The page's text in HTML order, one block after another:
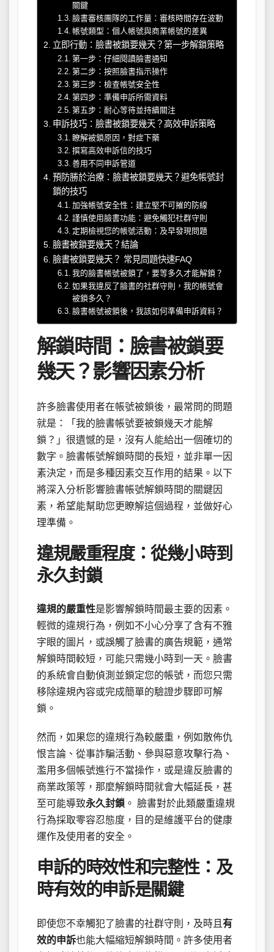
關鍵
臉書審核團隊的工作量：審核時間存在波動
帳號類型：個人帳號與商業帳號的差異
立即行動：臉書被鎖要幾天？第一步解鎖策略
第一步：仔細閱讀臉書通知
第二步：按照臉書指示操作
第三步：檢查帳號安全性
第四步：準備申訴所需資料
第五步：耐心等待並持續關注
申訴技巧：臉書被鎖要幾天？高效申訴策略
瞭解被鎖原因，對症下藥
撰寫高效申訴信的技巧
善用不同申訴管道
預防勝於治療：臉書被鎖要幾天？避免帳號封
鎖的技巧
加強帳號安全性：建立堅不可摧的防線
謹慎使用臉書功能：避免觸犯社群守則
定期檢視您的帳號活動：及早發現問題
臉書被鎖要幾天？結論
臉書被鎖要幾天？ 常見問題快速FAQ
我的臉書帳號被鎖了，要等多久才能解鎖？
如果我違反了臉書的社群守則，我的帳號會
被鎖多久？
臉書帳號被鎖後，我該如何準備申訴資料？
解鎖時間：臉書被鎖要
幾天？影響因素分析
許多臉書使用者在帳號被鎖後，最常問的問題
就是：「我的臉書帳號要被鎖幾天才能解
鎖？」很遺憾的是，沒有人能給出一個確切的
數字。臉書帳號解鎖時間的長短，並非單一因
素決定，而是多種因素交互作用的結果。以下
將深入分析影響臉書帳號解鎖時間的關鍵因
素，希望能幫助您更瞭解這個過程，並做好心
理準備。
違規嚴重程度：從幾小時到
永久封鎖
違規的嚴重性是影響解鎖時間最主要的因素。
輕微的違規行為，例如不小心分享了含有不雅
字眼的圖片，或誤觸了臉書的廣告規範，通常
解鎖時間較短，可能只需幾小時到一天。臉書
的系統會自動偵測並鎖定您的帳號，而您只需
移除違規內容或完成簡單的驗證步驟即可解
鎖。
然而，如果您的違規行為較嚴重，例如散佈仇
恨言論、從事詐騙活動、參與惡意攻擊行為、
濫用多個帳號進行不當操作，或是違反臉書的
商業政策等，那麼解鎖時間就會大幅延長，甚
至可能導致永久封鎖 。 臉書對於此類嚴重違規
行為採取零容忍態度，目的是維護平台的健康
運作及使用者的安全。
申訴的時效性和完整性：及
時有效的申訴是關鍵
即使您不幸觸犯了臉書的社群守則，及時且 有
效的申訴也能大幅縮短解鎖時間。許多使用者